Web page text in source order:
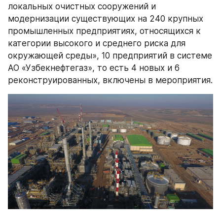
локальных очистных сооружений и
модернизации существующих на 240 крупных
промышленных предприятиях, относящихся к
категории высокого и среднего риска для
окружающей среды», 10 предприятий в системе
АО «Узбекнефтегаз», то есть 4 новых и 6
реконструированных, включены в мероприятия.